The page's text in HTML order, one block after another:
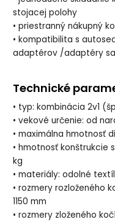
stojacej polohy
• priestranný nákupný
• kompatibilita s
adaptérov /adaptéry
Technické
• typ: kombinácia 2v1
• vekové určenie: od
• maximálna hmotnosť
• hmotnosť konštrukcie
kg
• materiály: odolné
• rozmery rozloženého
1150 mm
• rozmery zloženého